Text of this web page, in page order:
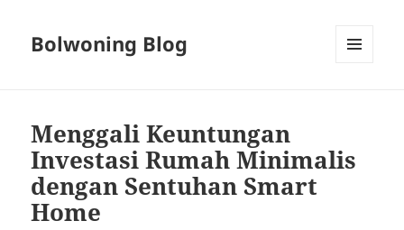
Bolwoning Blog
Menggali Keuntungan
Investasi Rumah Minimalis
dengan Sentuhan Smart
Home